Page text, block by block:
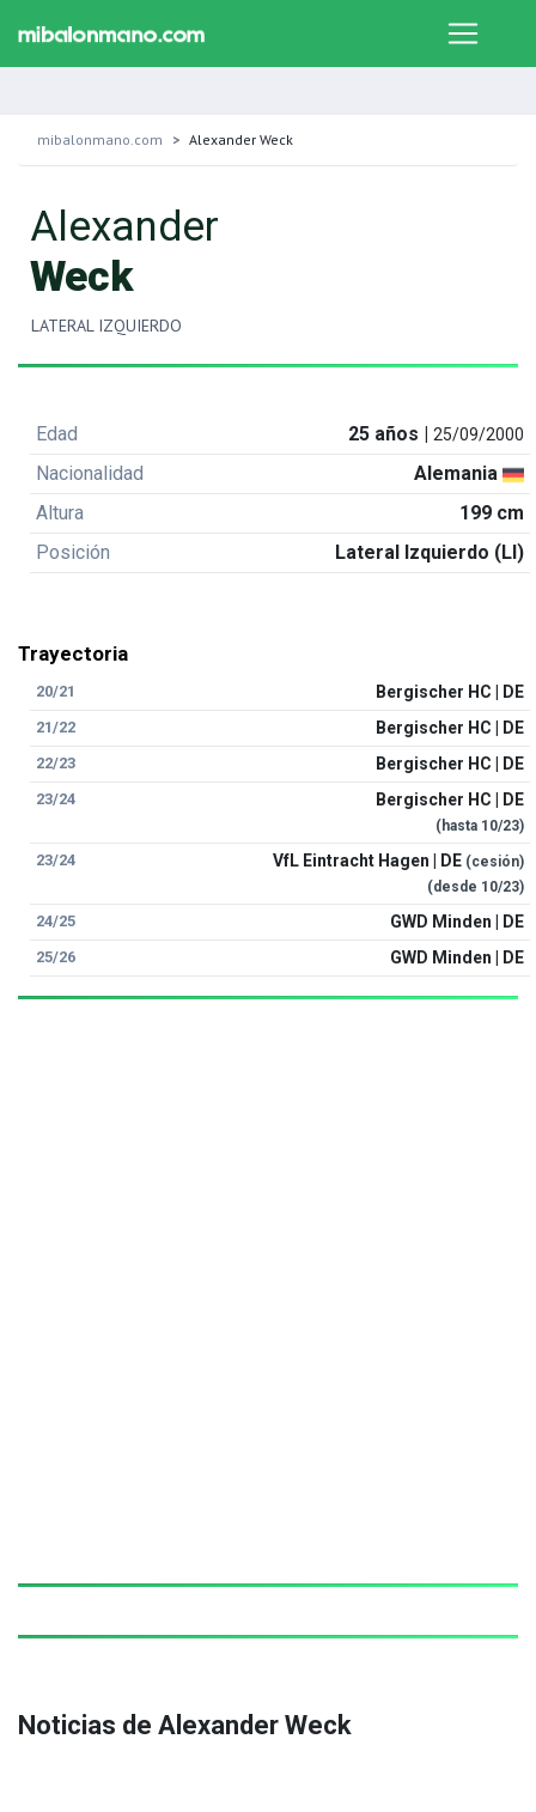
mibalonmano.com Alexander Weck
Alexander
Weck
LATERAL IZQUIERDO
Edad 25 años |25/09/2000
Nacionalidad
Alemania
Altura
199 cm
Posición
Lateral Izquierdo (LI)
Trayectoria
20/21 Bergischer HC | DE
21/22 Bergischer HC | DE
22/23 Bergischer HC | DE
23/24 Bergischer HC | DE
(hasta 10/23)
23/24 VfL Eintracht Hagen | DE (cesión)
(desde 10/23)
24/25 GWD Minden | DE
25/26 GWD Minden | DE
Noticias de Alexander Weck